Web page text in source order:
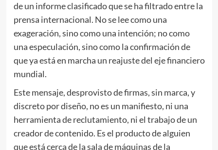
de un informe clasificado que se ha filtrado entre la
prensa internacional. No se lee como una
exageración, sino como una intención; no como
una especulación, sino como la confirmación de
que ya está en marcha un reajuste del eje financiero
mundial.
Este mensaje, desprovisto de firmas, sin marca, y
discreto por diseño, no es un manifiesto, ni una
herramienta de reclutamiento, ni el trabajo de un
creador de contenido. Es el producto de alguien
que está cerca de la sala de máquinas de la